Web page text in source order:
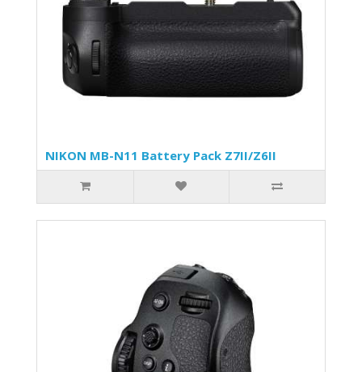
NIKON MB-N11 Battery Pack Z7II/Z6II